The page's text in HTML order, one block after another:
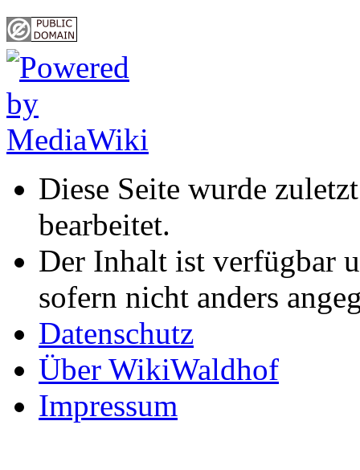
Diese Seite wurde
bearbeitet.
Der Inhalt ist verfügbar
sofern nicht anders
Datenschutz
Über WikiWaldhof
Impressum